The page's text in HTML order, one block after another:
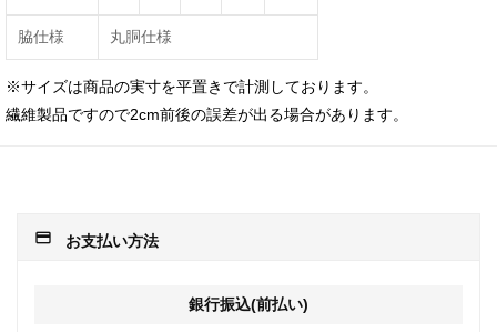
脇仕様 丸胴仕様
※サイズは商品の実寸を平置きで計測しております。
繊維製品ですので2cm前後の誤差が出る場合があります。
payment お支払い方法
銀行振込(前払い)